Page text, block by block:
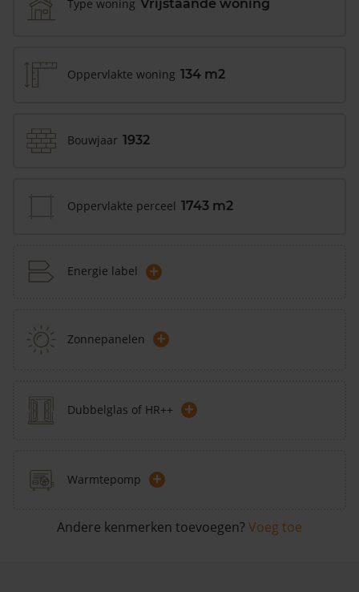
Type woning Vrijstaande woning
Oppervlakte woning 134 m2
Bouwjaar 1932
Oppervlakte perceel 1743 m2
Energie label +
Zonnepanelen +
Dubbelglas of HR++ +
Warmtepomp +
Andere kenmerken toevoegen? Voeg toe